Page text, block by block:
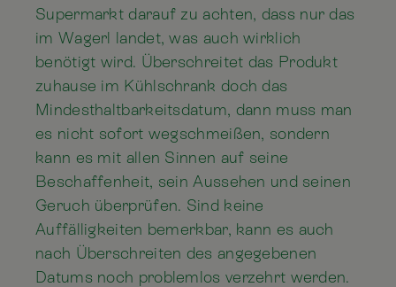
Supermarkt darauf zu achten, dass nur das
im Wagerl landet, was auch wirklich
benötigt wird. Überschreitet das Produkt
zuhause im Kühlschrank doch das
Mindesthaltbarkeitsdatum, dann muss man
es nicht sofort wegschmeißen, sondern
kann es mit allen Sinnen auf seine
Beschaffenheit, sein Aussehen und seinen
Geruch überprüfen. Sind keine
Auffälligkeiten bemerkbar, kann es auch
nach Überschreiten des angegebenen
Datums noch problemlos verzehrt werden.